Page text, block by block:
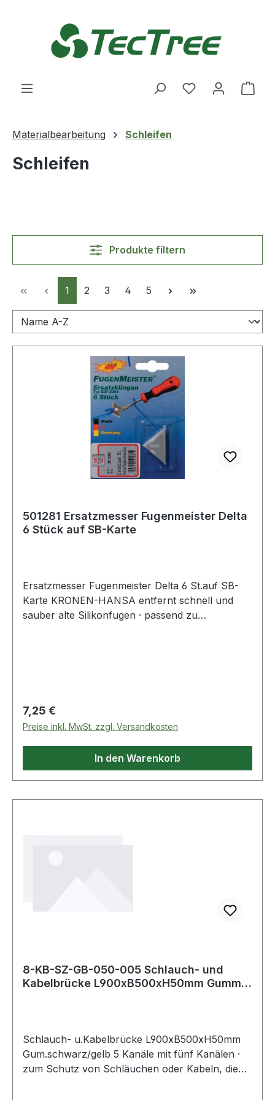
Du hast 0
Materialbearbeitung Schleifen
Schleifen
Produkte filtern
Seite
1 Seite
2 Seite
3 Seite
4 Seite
5
501281 Ersatzmesser Fugenmeister Delta
6 Stück auf SB-Karte
Ersatzmesser Fugenmeister Delta 6 St.auf SB-
Karte KRONEN-HANSA entfernt schnell und
sauber alte Silikonfugen · passend zu
Regulärer Preis:
7,25 €
Preise inkl. MwSt. zzgl. Versandkosten
In den Warenkorb
8-KB-SZ-GB-050-005 Schlauch- und
Kabelbrücke L900xB500xH50mm Gummi
Schlauch- u.Kabelbrücke L900xB500xH50mm
Gum.schwarz/gelb 5 Kanäle mit fünf Kanälen ·
zum Schutz von Schläuchen oder Kabeln, die